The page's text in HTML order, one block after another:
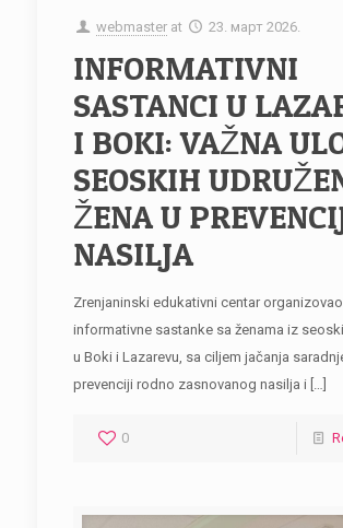
webmaster at 23. март 2026.
INFORMATIVNI
SASTANCI U
I BOKI: VAŽNA
SEOSKIH
ŽENA U
NASILJA
Zrenjaninski edukativni centar
informativne sastanke sa ženama iz
u Boki i Lazarevu, sa ciljem jačanja
prevenciji rodno zasnovanog nasilja i
0